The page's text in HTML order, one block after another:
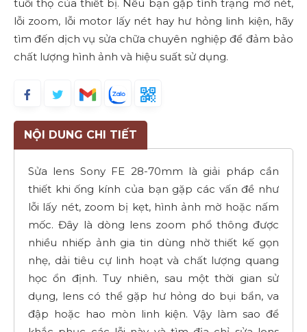
tuổi thọ của thiết bị. Nếu bạn gặp tình trạng mờ nét,
lỗi zoom, lỗi motor lấy nét hay hư hỏng linh kiện, hãy
tìm đến dịch vụ sửa chữa chuyên nghiệp để đảm bảo
chất lượng hình ảnh và hiệu suất sử dụng.
NỘI DUNG CHI TIẾT
Sửa lens Sony FE 28-70mm là giải pháp cần
thiết khi ống kính của bạn gặp các vấn đề như
lỗi lấy nét, zoom bị kẹt, hình ảnh mờ hoặc nấm
mốc. Đây là dòng lens zoom phổ thông được
nhiều nhiếp ảnh gia tin dùng nhờ thiết kế gọn
nhẹ, dải tiêu cự linh hoạt và chất lượng quang
học ổn định. Tuy nhiên, sau một thời gian sử
dụng, lens có thể gặp hư hỏng do bụi bẩn, va
đập hoặc hao mòn linh kiện. Vậy làm sao để